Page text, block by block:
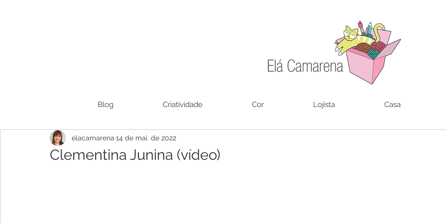
Blog Criatividade Cor Lojista Casa
Clementina Junina (vídeo)
elacamarena 14 de mai. de 2022